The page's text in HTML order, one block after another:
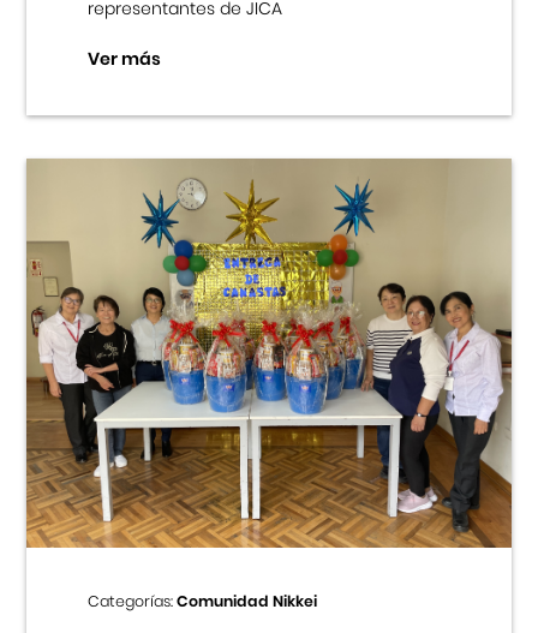
representantes de JICA
Ver más
Categorías:Comunidad Nikkei